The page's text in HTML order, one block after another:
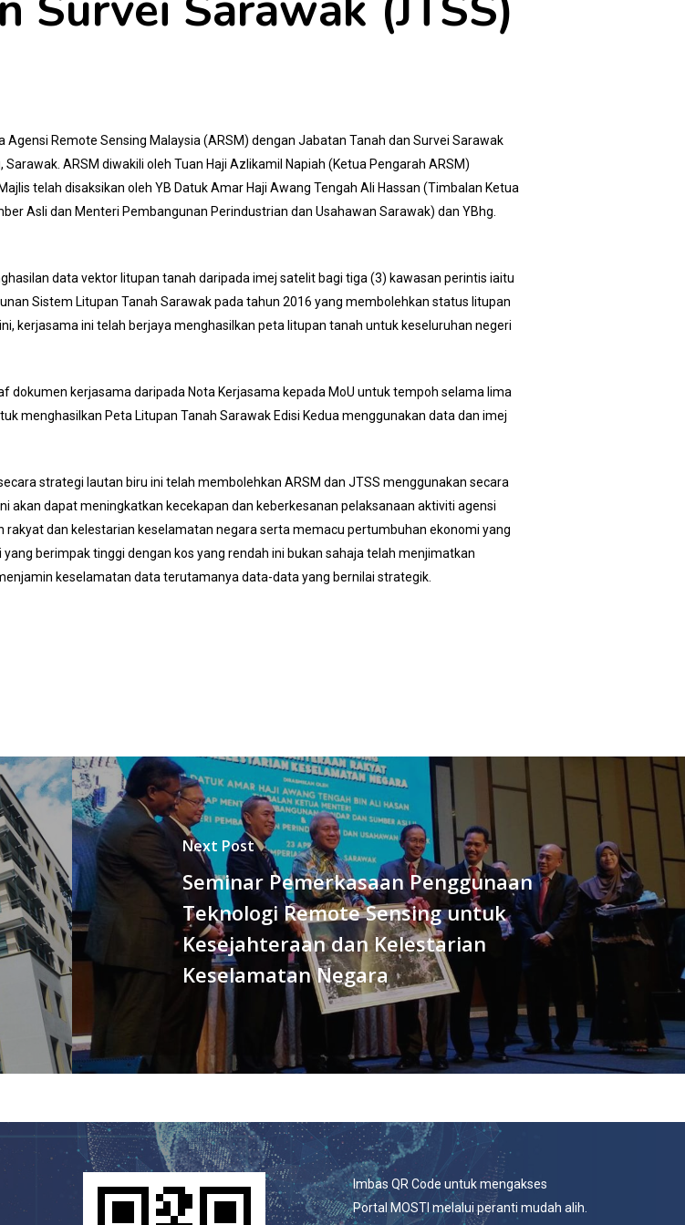
Remote Sensing Malaysia (ARSM) dengan Jabatan Tanah dan Survei Sarawak
ARSM diwakili oleh Tuan Haji Azlikamil Napiah (Ketua Pengarah ARSM)
telah disaksikan oleh YB Datuk Amar Haji Awang Tengah Ali Hassan (Timbalan Ketua
Asli dan Menteri Pembangunan Perindustrian dan Usahawan Sarawak) dan YBhg.
data vektor litupan tanah daripada imej satelit bagi tiga (3) kawasan perintis iaitu
Sistem Litupan Tanah Sarawak pada tahun 2016 yang membolehkan status litupan
kerjasama ini telah berjaya menghasilkan peta litupan tanah untuk keseluruhan negeri
dokumen kerjasama daripada Nota Kerjasama kepada MoU untuk tempoh selama lima
menghasilkan Peta Litupan Tanah Sarawak Edisi Kedua menggunakan data dan imej
strategi lautan biru ini telah membolehkan ARSM dan JTSS menggunakan secara
akan dapat meningkatkan kecekapan dan keberkesanan pelaksanaan aktiviti agensi
dan kelestarian keselamatan negara serta memacu pertumbuhan ekonomi yang
berimpak tinggi dengan kos yang rendah ini bukan sahaja telah menjimatkan
keselamatan data terutamanya data-data yang bernilai strategik.
Next Post
Seminar Pemerkasaan Penggunaan
Teknologi Remote Sensing untuk
Kesejahteraan dan Kelestarian
Keselamatan Negara
Imbas QR Code untuk mengakses
Portal MOSTI melalui peranti mudah alih.